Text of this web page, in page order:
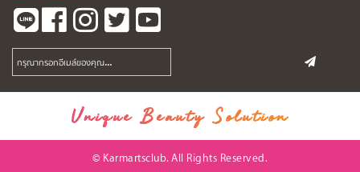
Unique Beauty Solution
© Karmartsclub. All Rights Reserved.